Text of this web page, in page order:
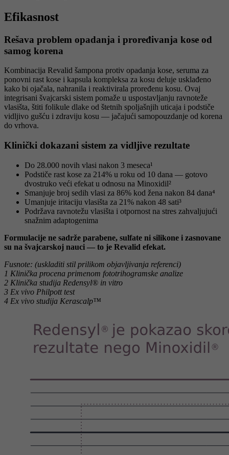
Efikasnost
Rešava problem opadanja i proređivanja kose od
samog korena
Kombinacija Revalid šampona protiv opadanja kose, seruma za
ponovni rast kose i kapsula kompleksa za kosu deluje usklađeno
kako bi ojačala, nahranila i reaktivirala proređenu kosu. Ovaj
integrisani švajcarski sistem pomaže u uspostavljanju ravnoteže
vlasišta, štiti folikule dlake od štetnih spoljašnjih uticaja i podstiče
vidljivo gušću i zdraviju kosu — jačajući samopouzdanje od korena
do vrhova.
Klinički dokazani sistem za vidljive rezultate
Do 28.000 novih vlasi nakon 3 meseca¹
Podstiče rast kose za 214% u roku od 10 dana — gotovo
dvostruko veći efekat u odnosu na Minoxidil²
Smanjuje broj sedih vlasi za 86% kod žena nakon 84 dana⁴
Umanjuje iritaciju vlasišta za 21% nakon 48 sati³
Podržava ravnotežu vlasišta i otpornost na stres zahvaljujući
snažnim adaptogenima
Formulacije ne sadrže parabene, sulfate ni silikone i zasnovane
su na švajcarskoj nauci — to je Revalid efekat.
Fusnote: (uskladiti stil prilikom objavljivanja referenci)
1 Klinička procena primenom fototrihogramske analize
2 Klinička studija Redensyl® in vitro
3 Ex vivo Philpott test
4 Ex vivo studija Kerascalp™